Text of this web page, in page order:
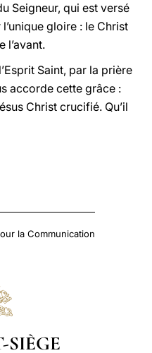
Seigneur, qui est versé
gloire : le Christ
l’avant.
Saint, par la prière
accorde cette grâce :
Christ crucifié. Qu’il
la Communication
SIÈGE